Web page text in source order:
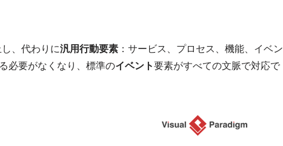
、代わりに汎用行動要素 ：サービス、プロセス、機能、イベン
必要がなくなり、標準のイベント要素がすべての文脈で対応で